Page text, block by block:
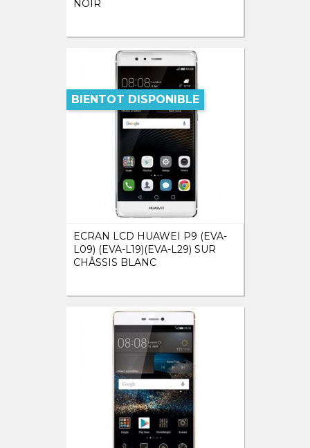
NOIR
ECRAN LCD HUAWEI P9 (EVA-
L09) (EVA-L19)(EVA-L29) SUR
CHÂSSIS BLANC
BIENTOT DISPONIBLE